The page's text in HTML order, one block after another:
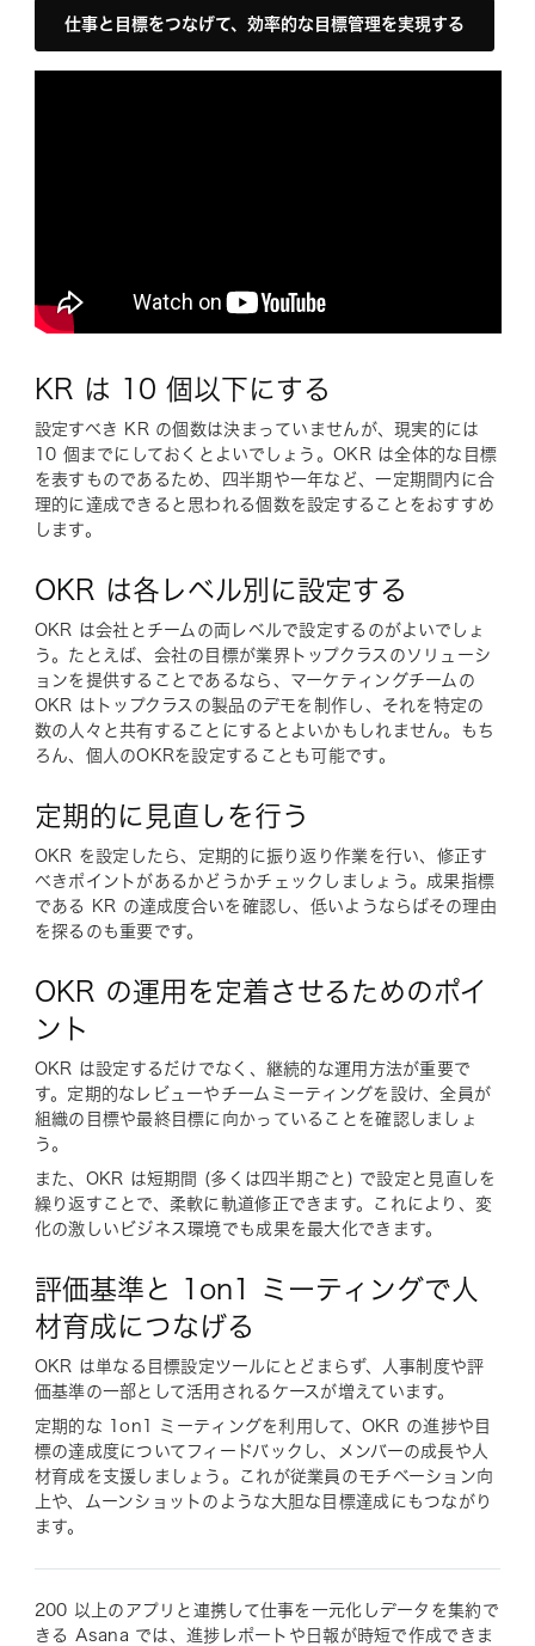
仕事と目標をつなげて、効率的な目標管理を実現する
KR は 10 個以下にする
設定すべき KR の個数は決まっていませんが、現実的には
10 個までにしておくとよいでしょう。OKR は全体的な目標
を表すものであるため、四半期や一年など、一定期間内に合
理的に達成できると思われる個数を設定することをおすすめ
します。
OKR は各レベル別に設定する
OKR は会社とチームの両レベルで設定するのがよいでしょ
う。たとえば、会社の目標が業界トップクラスのソリューシ
ョンを提供することであるなら、マーケティングチームの
OKR はトップクラスの製品のデモを制作し、それを特定の
数の人々と共有することにするとよいかもしれません。もち
ろん、個人のOKRを設定することも可能です。
定期的に見直しを行う
OKR を設定したら、定期的に振り返り作業を行い、修正す
べきポイントがあるかどうかチェックしましょう。成果指標
である KR の達成度合いを確認し、低いようならばその理由
を探るのも重要です。
OKR の運用を定着させるためのポイ
ント
OKR は設定するだけでなく、継続的な運用方法が重要で
す。定期的なレビューやチームミーティングを設け、全員が
組織の目標や最終目標に向かっていることを確認しましょ
う。
また、OKR は短期間 (多くは四半期ごと) で設定と見直しを
繰り返すことで、柔軟に軌道修正できます。これにより、変
化の激しいビジネス環境でも成果を最大化できます。
評価基準と 1on1 ミーティングで人
材育成につなげる
OKR は単なる目標設定ツールにとどまらず、人事制度や評
価基準の一部として活用されるケースが増えています。
定期的な 1on1 ミーティングを利用して、OKR の進捗や目
標の達成度についてフィードバックし、メンバーの成長や人
材育成を支援しましょう。これが従業員のモチベーション向
上や、ムーンショットのような大胆な目標達成にもつながり
ます。
200 以上のアプリと連携して仕事を一元化しデータを集約で
きる Asana では、進捗レポートや日報が時短で作成できま